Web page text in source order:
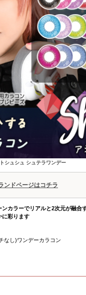
シュシュ シュテラワンデー
ンドページはコチラ
カラーでリアルと2次元が融合
に彩ります
なし)ワンデーカラコン